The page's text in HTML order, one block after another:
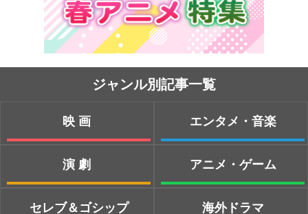
ジャンル別記事一覧
映画
演劇
セレブ＆ゴシップ
エンタメ・音楽
アニメ・ゲーム
海外ドラマ